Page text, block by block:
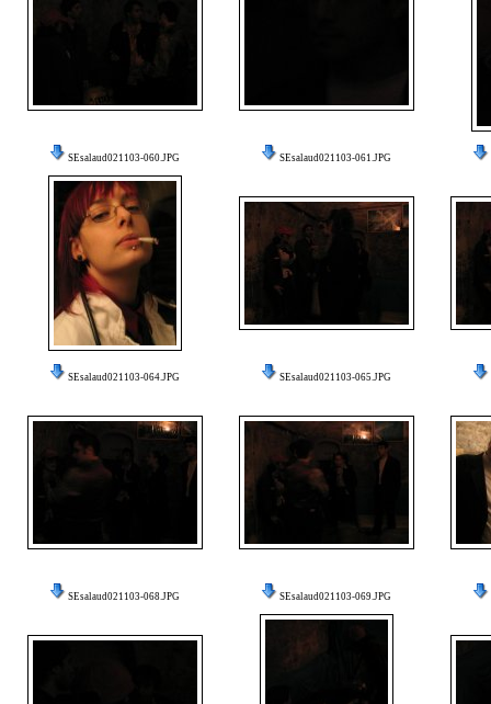
SEsalaud021103-060.JPG SEsalaud021103-061.JPG
SEsalaud021103-064.JPG SEsalaud021103-065.JPG
SEsalaud021103-068.JPG SEsalaud021103-069.JPG